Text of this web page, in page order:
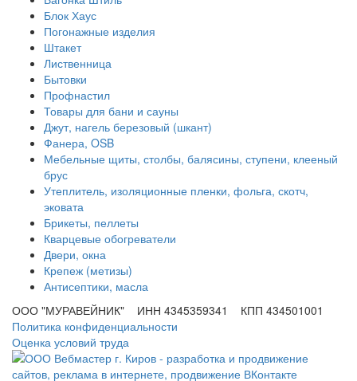
Блок Хаус
Погонажные изделия
Штакет
Лиственница
Бытовки
Профнастил
Товары для бани и сауны
Джут, нагель березовый (шкант)
Фанера, OSB
Мебельные щиты, столбы, балясины, ступени, клееный
брус
Утеплитель, изоляционные пленки, фольга, скотч,
эковата
Брикеты, пеллеты
Кварцевые обогреватели
Двери, окна
Крепеж (метизы)
Антисептики, масла
ООО "МУРАВЕЙНИК" ИНН 4345359341 КПП 434501001
Политика конфиденциальности
Оценка условий труда